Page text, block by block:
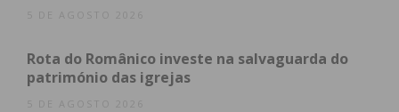
5 DE AGOSTO 2026
Rota do Românico investe na salvaguarda do
património das igrejas
5 DE AGOSTO 2026